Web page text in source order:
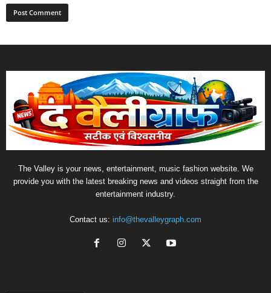
The Valley is your news, entertainment, music fashion website. We
provide you with the latest breaking news and videos straight from the
entertainment industry.
Contact us: info@thevalleygraph.com